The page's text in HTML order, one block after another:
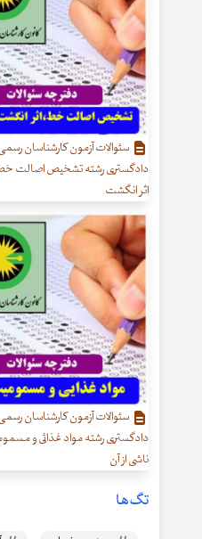
سئوالات آزمون کارشناسان
دادگستری رشته تشخیص اصالت
اثر انگشت
سئوالات آزمون کارشناسان
دادگستری رشته مواد غذائی و
ناشی از آن
تگ‌ها